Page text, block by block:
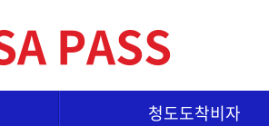
PASS
청도도착비자